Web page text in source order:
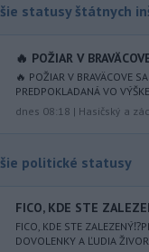
Spojených štátov v
na príjmy Ruska z
sektora.
polícia prispela k
prevádzačstva,
odsúdením páchateľa v
požiar v
rafinérii Slovnaft je
statusy štátnych
🔥 POŽIAR V
🔥 POŽIAR V BRAVÄCOVE
PREDPOKLADANÁ VO
dnes 08:18 | Hasičský a
politické statusy
FICO, KDE STE
FICO, KDE STE
DOVOLENKY A ĽUDIA